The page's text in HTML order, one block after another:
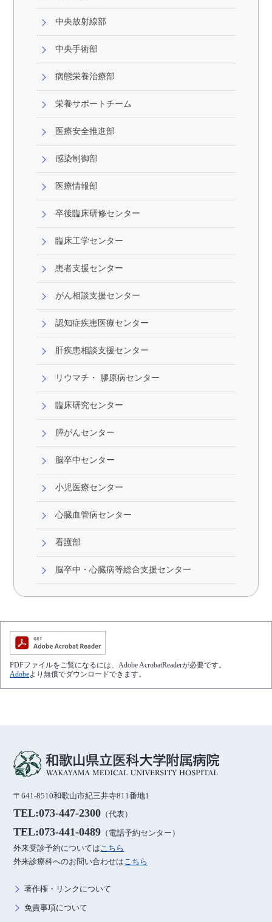
中央放射線部
中央手術部
病態栄養治療部
栄養サポートチーム
医療安全推進部
感染制御部
医療情報部
卒後臨床研修センター
臨床工学センター
患者支援センター
がん相談支援センター
認知症疾患医療センター
肝疾患相談支援センター
リウマチ・ 膠原病センター
臨床研究センター
膵がんセンター
脳卒中センター
小児医療センター
心臓血管病センター
看護部
脳卒中・心臓病等総合支援センター
PDFファイルをご覧になるには、Adobe AcrobatReaderが必要です。
Adobeより無償でダウンロードできます。
〒641-8510和歌山市紀三井寺811番地1
TEL:073-447-2300 （代表）
TEL:073-441-0489 （電話予約センター）
外来受診予約についてはこちら
外来診療科へのお問い合わせはこちら
著作権・リンクについて
免責事項について